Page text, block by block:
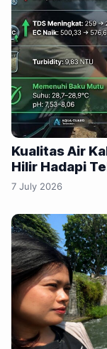
Kualitas Air
Hilir Hadapi
7 July 2026